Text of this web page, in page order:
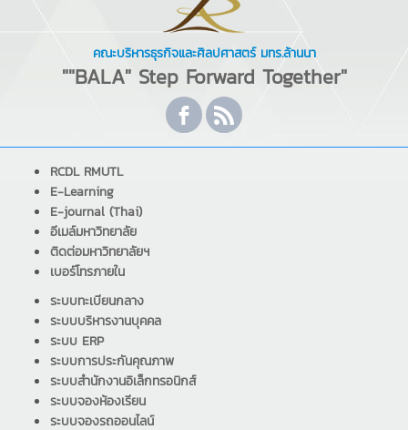
คณะบริหารธุรกิจและศิลปศาสตร์ มทร.ล้านนา
""BALA" Step Forward Together"
RCDL RMUTL
E-Learning
E-journal (Thai)
อีเมล์มหาวิทยาลัย
ติดต่อมหาวิทยาลัยฯ
เบอร์โทรภายใน
ระบบทะเบียนกลาง
ระบบบริหารงานบุคคล
ระบบ ERP
ระบบการประกันคุณภาพ
ระบบสำนักงานอิเล็กทรอนิกส์
ระบบจองห้องเรียน
ระบบจองรถออนไลน์